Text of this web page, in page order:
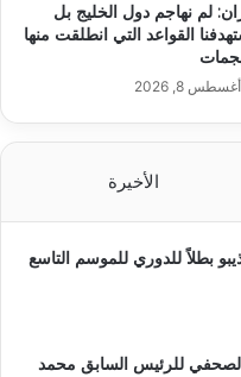
لم نهاجم دول الخليج بل
القواعد التي انطلقت منها
أغسطس 8, 2026
الأخيرة
بطلاً للدوري للموسم التاسع
الصحفي للرئيس السابق محمد